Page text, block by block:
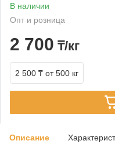
В наличии
Опт и розница
2 700 ₸/кг
2 500 ₸ от 500 кг
Описание